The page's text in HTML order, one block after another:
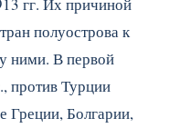
полуострова к
ними. В первой
против Турции
Греции, Болгарии,